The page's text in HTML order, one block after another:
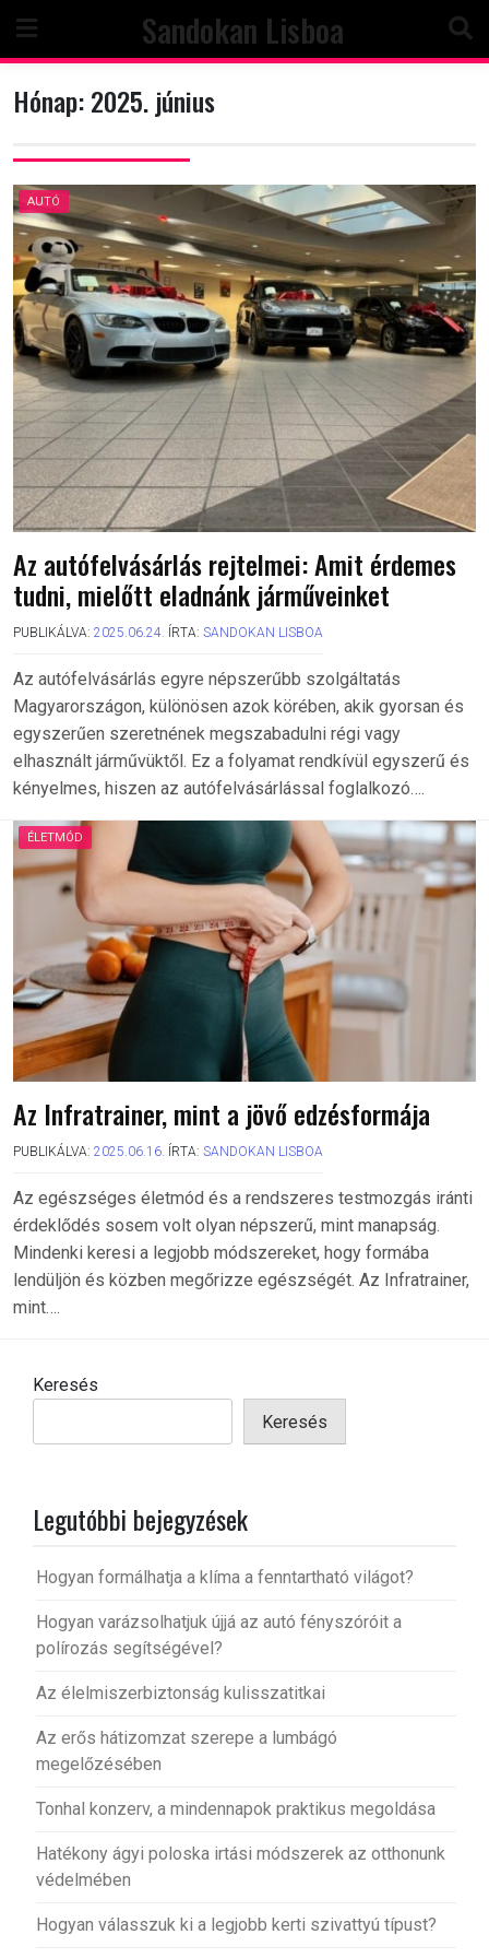
content
Sandokan Lisboa
Hónap:2025. június
AUTÓ
Az autófelvásárlás rejtelmei: Amit érdemes
tudni, mielőtt eladnánk járműveinket
PUBLIKÁLVA: 2025.06.24. ÍRTA: SANDOKAN LISBOA
Az autófelvásárlás egyre népszerűbb szolgáltatás
Magyarországon, különösen azok körében, akik gyorsan és
egyszerűen szeretnének megszabadulni régi vagy
elhasznált járművüktől. Ez a folyamat rendkívül egyszerű és
kényelmes, hiszen az autófelvásárlással foglalkozó….
ÉLETMÓD
Az Infratrainer, mint a jövő edzésformája
PUBLIKÁLVA: 2025.06.16. ÍRTA: SANDOKAN LISBOA
Az egészséges életmód és a rendszeres testmozgás iránti
érdeklődés sosem volt olyan népszerű, mint manapság.
Mindenki keresi a legjobb módszereket, hogy formába
lendüljön és közben megőrizze egészségét. Az Infratrainer,
mint….
Keresés
Keresés
Legutóbbi bejegyzések
Hogyan formálhatja a klíma a fenntartható világot?
Hogyan varázsolhatjuk újjá az autó fényszóróit a
polírozás segítségével?
Az élelmiszerbiztonság kulisszatitkai
Az erős hátizomzat szerepe a lumbágó
megelőzésében
Tonhal konzerv, a mindennapok praktikus megoldása
Hatékony ágyi poloska irtási módszerek az otthonunk
védelmében
Hogyan válasszuk ki a legjobb kerti szivattyú típust?